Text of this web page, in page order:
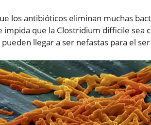
los antibióticos eliminan muchas
impida que la Clostridium difficile sea
pueden llegar a ser nefastas para el